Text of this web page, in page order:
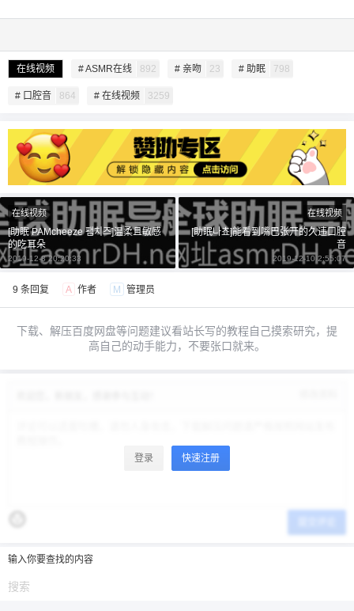
在线视频 # ASMR在线 892 # 亲吻 23 # 助眠 798
# 口腔音 864 # 在线视频 3259
元 5 元 元
20 元 50 元 自定义
付费内容
¥
在线视频
[助眠 PAMcheeze 팸치즈]温柔且敏感
的吃耳朵
2019-12-8 20:20:33
在线视频
[助眠나쵸]能看到嘴巴张开的久违口腔
音
2019-12-10 2:55:07
9 条回复 A 作者 M 管理员
下载、解压百度网盘等问题建议看站长写的教程自己摸索研究，提
高自己的动手能力，不要张口就来。
登录 快速注册
输入你要查找的内容
您没有权限发布内容，请购买会员或者提升权
6位以上
6位以上